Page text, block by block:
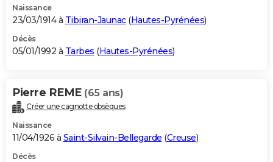
Naissance
23/03/1914 à Tibiran-Jaunac(Hautes-Pyrénées)
Décès
05/01/1992 à Tarbes (Hautes-Pyrénées)
Pierre REME (65 ans)
Créer une cagnotte obsèques
Naissance
11/04/1926 à Saint-Silvain-Bellegarde (Creuse)
Décès